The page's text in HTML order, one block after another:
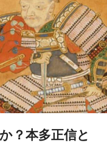
？本多正信と